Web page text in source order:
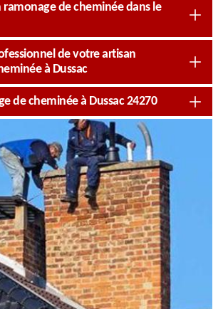
ramonage de cheminée dans le
de votre artisan
à Dussac
de cheminée à Dussac 24270